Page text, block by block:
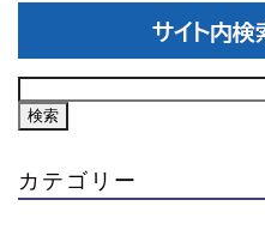
カテゴリー